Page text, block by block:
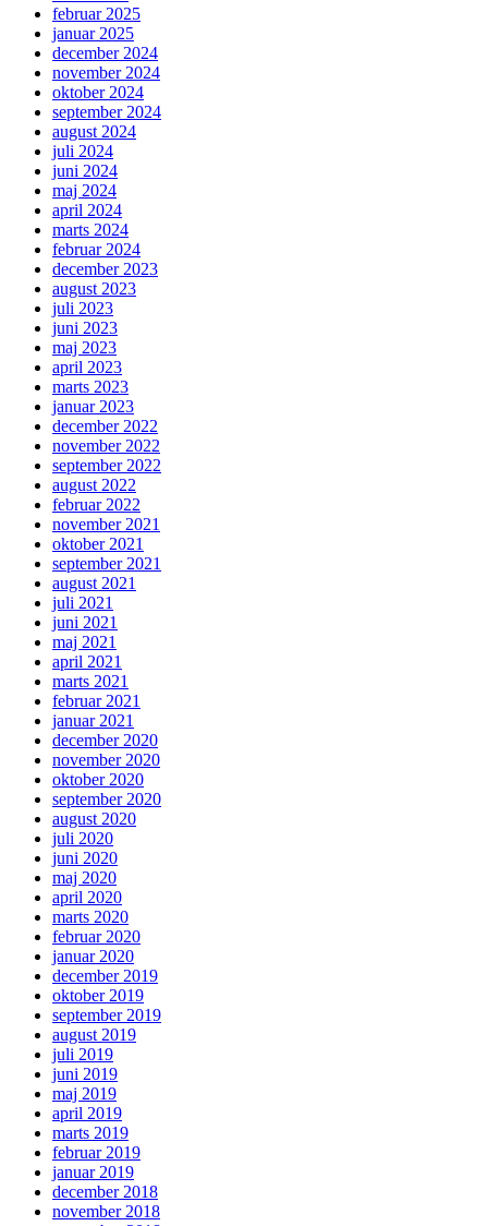
februar 2025
januar 2025
december 2024
november 2024
oktober 2024
september 2024
august 2024
juli 2024
juni 2024
maj 2024
april 2024
marts 2024
februar 2024
december 2023
august 2023
juli 2023
juni 2023
maj 2023
april 2023
marts 2023
januar 2023
december 2022
november 2022
september 2022
august 2022
februar 2022
november 2021
oktober 2021
september 2021
august 2021
juli 2021
juni 2021
maj 2021
april 2021
marts 2021
februar 2021
januar 2021
december 2020
november 2020
oktober 2020
september 2020
august 2020
juli 2020
juni 2020
maj 2020
april 2020
marts 2020
februar 2020
januar 2020
december 2019
oktober 2019
september 2019
august 2019
juli 2019
juni 2019
maj 2019
april 2019
marts 2019
februar 2019
januar 2019
december 2018
november 2018